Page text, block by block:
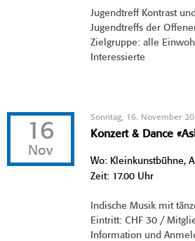
Jugendtreff Kontrast
Jugendtreffs der
Zielgruppe: alle
Interessierte
16
Nov
Sonntag, 16. November
Konzert & Dance
Wo: Kleinkunstbühne,
Zeit: 17.00 Uhr
Indische Musik mit
Eintritt: CHF 30 /
Information und